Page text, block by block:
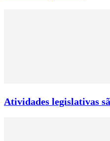
Atividades legislativas